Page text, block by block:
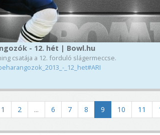
- 12. hét | Bowl.hu
csatája a 12. forduló slágermeccse.
_12_het#ARI
1 2 ... 6 7 8 9 10 11